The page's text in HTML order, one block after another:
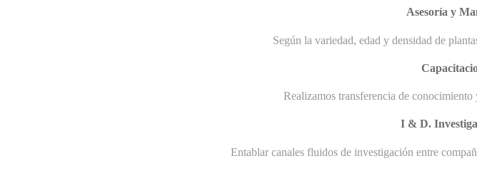
Asesoría y
Según la variedad, edad y densidad de
Realizamos transferencia de
I & D.
Entablar canales fluidos de investigación entre